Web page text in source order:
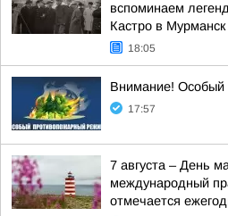
вспоминаем
Кастро в Мурманск
18:05
Внимание! Особый
17:57
7 августа – День
международный
отмечается